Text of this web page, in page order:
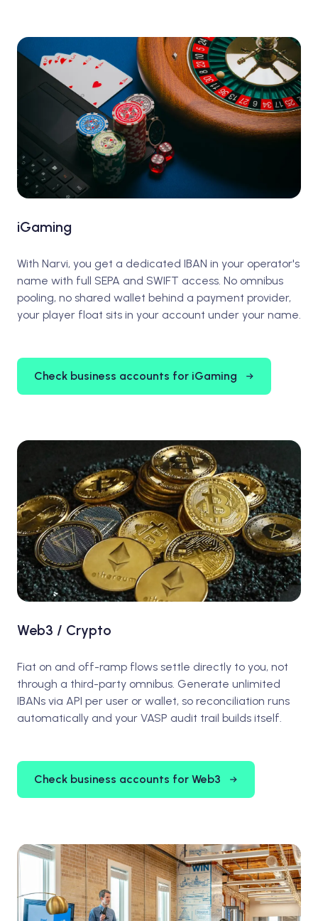
iGaming
With Narvi, you get a dedicated IBAN in your operator's
name with full SEPA and SWIFT access. No omnibus
pooling, no shared wallet behind a payment provider,
your player float sits in your account under your name.
Check business accounts for iGaming
Web3 / Crypto
Fiat on and off-ramp flows settle directly to you, not
through a third-party omnibus. Generate unlimited
IBANs via API per user or wallet, so reconciliation runs
automatically and your VASP audit trail builds itself.
Check business accounts for Web3